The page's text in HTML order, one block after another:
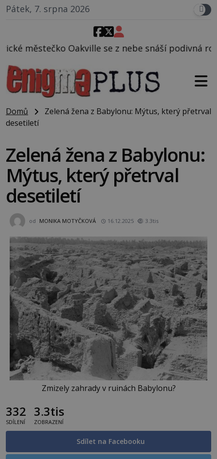
Pátek, 7. srpna 2026
se z nebe snáší podivná rosolovitá látka
Domů
Zelená žena z Babylonu: Mýtus, který přetrval
desetiletí
Zelená žena z Babylonu:
Mýtus, který přetrval
desetiletí
od MONIKA MOTYČKOVÁ 16.12.2025 3.3tis
Zmizely zahrady v ruinách Babylonu?
332
SDÍLENÍ
3.3tis
ZOBRAZENÍ
Sdílet na Facebooku